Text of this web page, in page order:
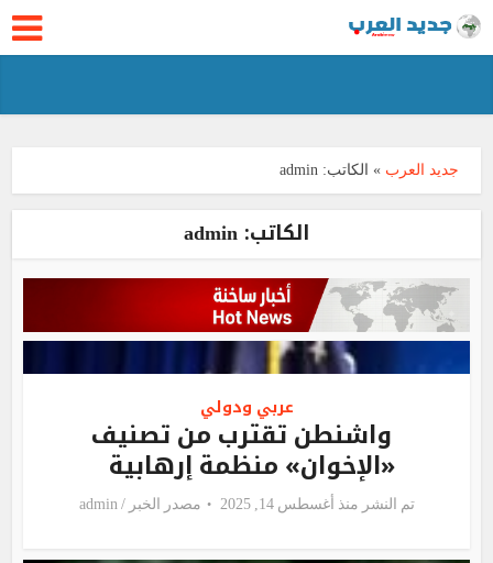
جديد العرب » الكاتب:admin
الكاتب: admin
عربي ودولي
واشنطن تقترب من تصنيف
«الإخوان» منظمة إرهابية
تم النشر منذ أغسطس 14, 2025 مصدر الخبر / admin